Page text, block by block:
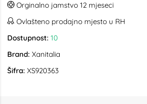
Orginalno jamstvo 12 mjeseci
Ovlašteno prodajno mjesto u RH
Dostupnost: 10
Brand: Xanitalia
Šifra: XS920363